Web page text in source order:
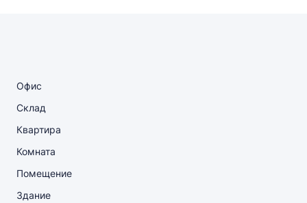
Офис
Склад
Квартира
Комната
Помещение
Здание